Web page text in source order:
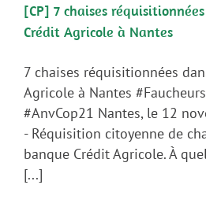
[CP] 7 chaises
Crédit Agricole à Nantes
7 chaises réquisitionnées
Agricole à Nantes
#AnvCop21 Nantes, le 12
- Réquisition citoyenne de
banque Crédit Agricole. À
[...]